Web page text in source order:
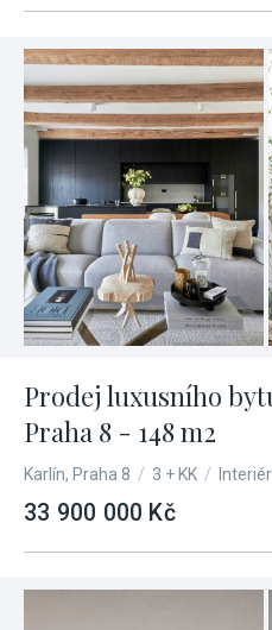
Prodej luxusního
Praha 8 - 148 m2
Karlín, Praha 8 / 3 + KK /
33 900 000 Kč